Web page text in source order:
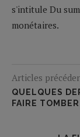
s'intitule Du
monétaires.
Articles
QUELQUES
FAIRE